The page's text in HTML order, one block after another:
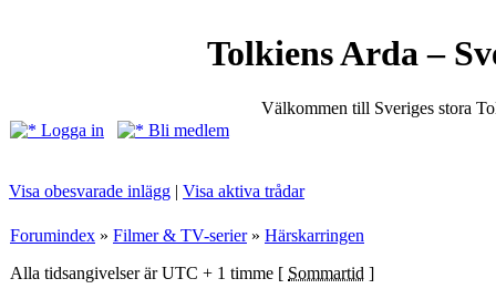
Tolkiens Arda –
Välkommen till Sveriges stora
Logga in
Bli medlem
Visa obesvarade inlägg | Visa aktiva trådar
Forumindex » Filmer & TV-serier» Härskarringen
Alla tidsangivelser är UTC + 1 timme [ Sommartid ]